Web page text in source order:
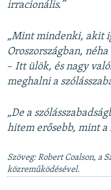
irracionális.”
„Mint mindenki, akit
Oroszországban,
– Itt ülök, és nagy
meghalni a
„De a
hitem erősebb, mint a
Szöveg: Robert Coalson, a
közreműködésével.